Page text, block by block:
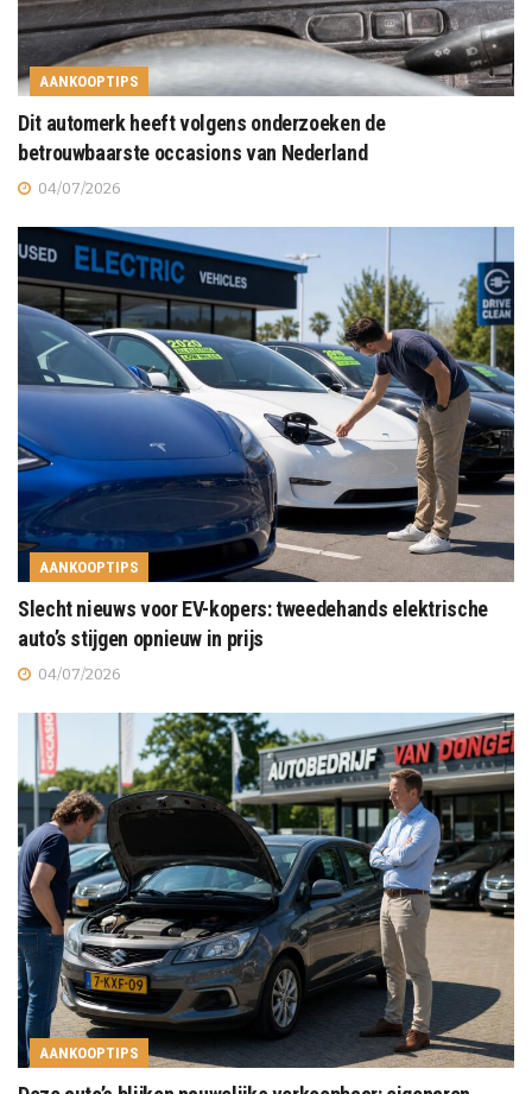
AANKOOPTIPS
Dit automerk heeft volgens onderzoeken de
betrouwbaarste occasions van Nederland
04/07/2026
AANKOOPTIPS
Slecht nieuws voor EV-kopers: tweedehands elektrische
auto’s stijgen opnieuw in prijs
04/07/2026
AANKOOPTIPS